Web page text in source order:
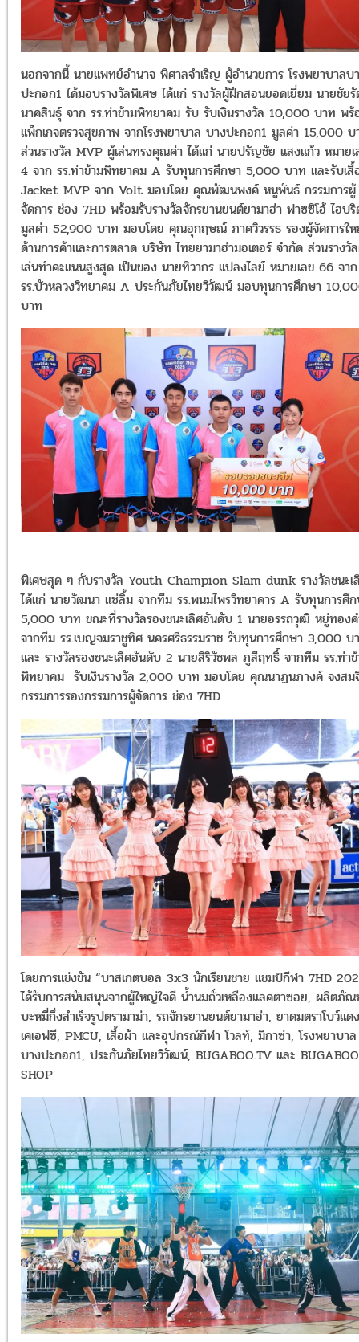
นอกจากนี้ นายแพทย์อำนาจ พิศาลจำเริญ ผู้อำนวยการ โรงพยาบาลบ
ปะกอก1 ได้มอบรางวัลพิเศษ ได้แก่ รางวัลผู้ฝึกสอนยอดเยี่ยม นายชัย
นาคสินธุ์ จาก รร.ท่าข้ามพิทยาคม รับ รับเงินรางวัล 10,000 บาท พร้
แพ็กเกจตรวจสุขภาพ จากโรงพยาบาล บางปะกอก1 มูลค่า 15,000
ส่วนรางวัล MVP ผู้เล่นทรงคุณค่า ได้แก่ นายปรัญชัย แสงแก้ว หมายเ
4 จาก รร.ท่าข้ามพิทยาคม A รับทุนการศึกษา 5,000 บาท และรับเสื้
Jacket MVP จาก Volt มอบโดย คุณพัฒนพงค์ หนูพันธ์ กรรมการผู้
จัดการ ช่อง 7HD พร้อมรับรางวัลจักรยานยนต์ยามาฮ่า ฟาซซิโอ้ ไฮบ
มูลค่า 52,900 บาท มอบโดย คุณอุกฤษณ์ ภาควิวรรธ รองผู้จัดการใ
ด้านการค้าและการตลาด บริษัท ไทยยามาฮ่ามอเตอร์ จำกัด ส่วนรางวั
เล่นทำคะแนนสูงสุด เป็นของ นายทิวากร แปลงไลย์ หมายเลข 66 จาก
รร.บัวหลวงวิทยาคม A ประกันภัยไทยวิวัฒน์ มอบทุนการศึกษา
บาท
พิเศษสุด ๆ กับรางวัล Youth Champion Slam dunk รางวัลชนะเ
ได้แก่ นายวัฒนา แซ่ลิ้ม จากทีม รร.พนมไพรวิทยาคาร A รับทุนการศึ
5,000 บาท ขณะที่รางวัลรองชนะเลิศอันดับ 1 นายอรรถวุฒิ หยู่ทอง
จากทีม รร.เบญจมราชูทิศ นครศรีธรรมราช รับทุนการศึกษา 3,000 บ
และ รางวัลรองชนะเลิศอันดับ 2 นายสิริวัชพล ภูสีฤทธิ์ จากทีม รร.ท่า
พิทยาคม รับเงินรางวัล 2,000 บาท มอบโดย คุณนาฏนภางค์ จงสม
กรรมการรองกรรมการผู้จัดการ ช่อง 7HD
โดยการแข่งขัน “บาสเกตบอล 3x3 นักเรียนชาย แชมป์กีฬา 7HD
ได้รับการสนับสนุนจากผู้ใหญ่ใจดี น้ำนมถั่วเหลืองแลคตาซอย, ผลิตภั
บะหมี่กึ่งสำเร็จรูปตรามาม่า, รถจักรยานยนต์ยามาฮ่า, ยาดมตราโบว์แด
เคเอฟซี, PMCU, เสื้อผ้า และอุปกรณ์กีฬา โวลท์, มิกาซ่า, โรงพยาบาล
บางปะกอก1, ประกันภัยไทยวิวัฒน์, BUGABOO.TV และ BUGABOO
SHOP